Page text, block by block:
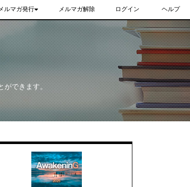
ルマガ発行 メルマガ解除 ログイン ヘルプ
できます。